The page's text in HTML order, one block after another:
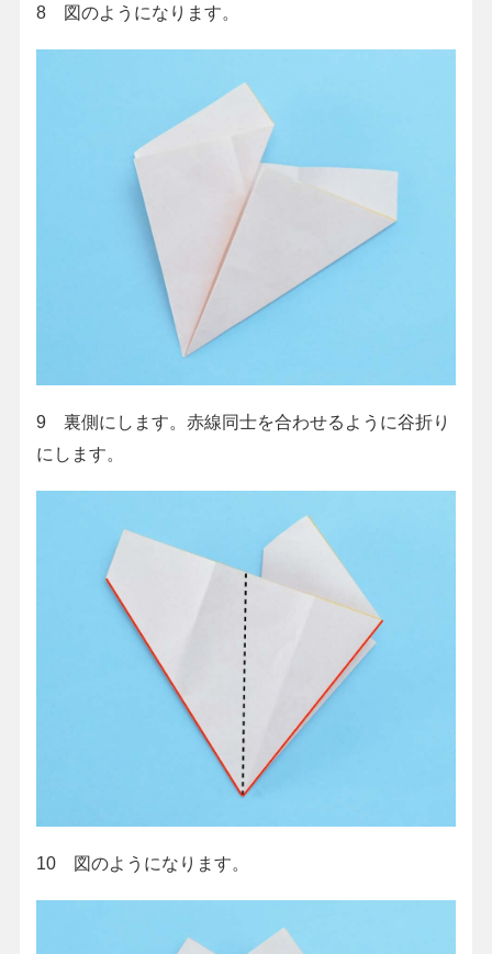
8 図のようになります。
9 裏側にします。赤線同士を合わせるように谷折り
にします。
10 図のようになります。